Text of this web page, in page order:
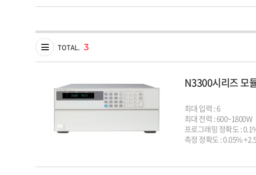
TOTAL. 3
N3300시리즈 모
최대 입력 : 6
최대 전력 : 600~1800W
프로그래밍 정확도 :
측정 정확도 : 0.05%